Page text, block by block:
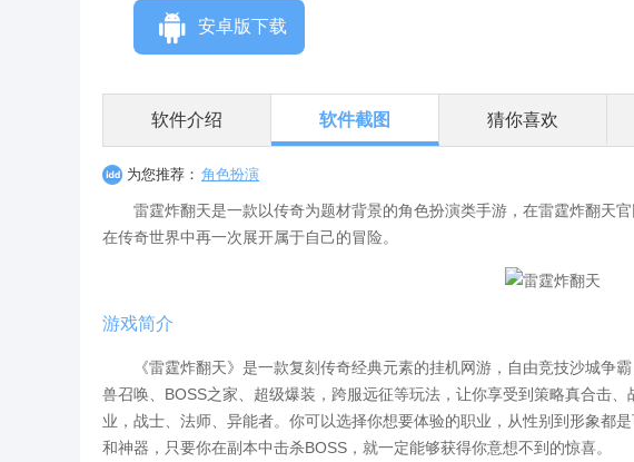
安卓版下载
软件介绍 软件截图 猜你喜欢
为您推荐： 角色扮演
雷霆炸翻天是一款以传奇为题材背景的角色扮演类手游，在雷霆炸翻天官
在传奇世界中再一次展开属于自己的冒险。
游戏简介
《雷霆炸翻天》是一款复刻传奇经典元素的挂机网游，自由竞技沙城争霸
兽召唤、BOSS之家、超级爆装，跨服远征等玩法，让你享受到策略真合击
业，战士、法师、异能者。你可以选择你想要体验的职业，从性别到形象都
和神器，只要你在副本中击杀BOSS，就一定能够获得你意想不到的惊喜。